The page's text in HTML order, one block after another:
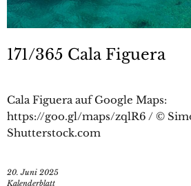
171/365 Cala Figuera
Cala Figuera auf Google Maps:
https://goo.gl/maps/zqlR6 / ©
Shutterstock.com
20. Juni 2025
Kalenderblatt